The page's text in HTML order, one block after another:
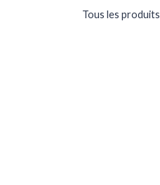
Tous les produits